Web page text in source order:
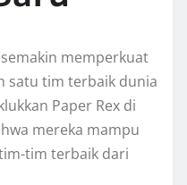
memperkuat
satu tim terbaik dunia
Paper Rex di
mereka mampu
tim terbaik dari